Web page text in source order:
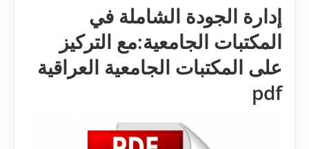
إدارة الجودة الشاملة في
المكتبات الجامعية:مع التركيز
على المكتبات الجامعية العراقية
pdf